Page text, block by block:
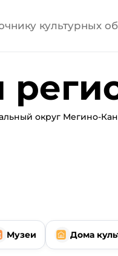
округ Мегино-
Музеи Дома